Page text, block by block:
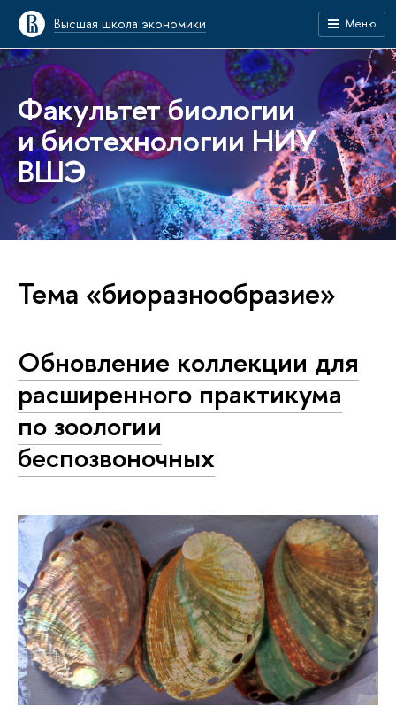
Высшая школа экономики Меню
Факультет биологии
и биотехнологии НИУ
ВШЭ
Тема «биоразнообразие»
Обновление коллекции для
расширенного практикума
по зоологии
беспозвоночных